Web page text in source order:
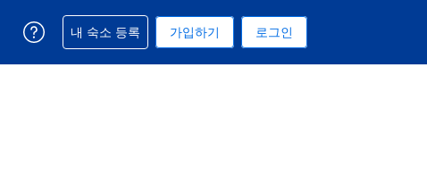
선택된 통화는 미국 달러입니다
선택. 현재 선택된 언어는 한국어입니다
예약과 관련해 도움을 받으실 수 있습니다
내 숙소 등록 가입하기 로그인